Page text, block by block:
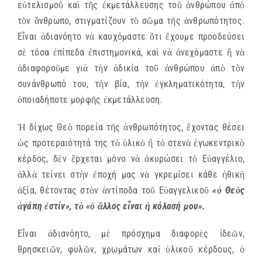
εὐτελισμοῦ καὶ τῆς ἐκμετάλλευσης τοῦ ἀνθρώπου ἀπὸ
τὸν ἄνθρωπο, στιγματίζουν τὸ σῶμα τῆς ἀνθρωπότητος.
Εἶναι ἀδιανόητο νὰ καυχόμαστε ὅτι ἔχουμε προοδεύσει
σὲ τόσα ἐπίπεδα ἐπιστημονικά, καὶ νὰ ἀνεχόμαστε ἤ νὰ
ἀδιαφοροῦμε γιὰ τὴν ἀδικία τοῦ ἀνθρώπου ἀπὸ τὸν
συνάνθρωπό του, τὴν βία, τὴν ἐγκληματικότητα, τὴν
ὁποιαδήποτε μορφῆς ἐκμετάλλευση.
Ἡ δίχως Θεὸ πορεία τῆς ἀνθρωπότητος, ἔχοντας θέσει
ὡς προτεραιότητά της τὸ ὑλικὸ ἤ τὸ στενὰ ἐγωκεντρικὸ
κέρδος, δὲν ἔρχεται μόνο νὰ ἀκυρώσει τὸ Εὐαγγέλιο,
ἀλλὰ τείνει στὴν ἐποχή μας νὰ γκρεμίσει κάθε ἠθικὴ
ἀξία, θέτοντας στὸν ἀντίποδα τοῦ Εὐαγγελικοῦ«ὁ Θεὸς
ἀγάπη ἐστίν», τὸ «ὁ ἄλλος εἶναι ἡ κόλασή μου».
Εἶναι ἀδιανόητο, μὲ πρόσχημα διαφορὲς ἰδεῶν,
θρησκειῶν, φυλῶν, χρωμάτων καὶ ὑλικοῦ κέρδους, ὁ